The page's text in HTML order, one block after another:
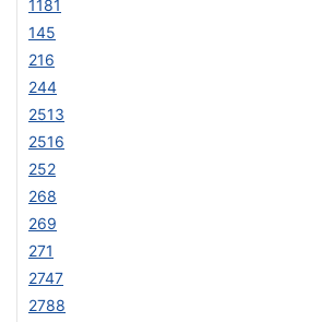
1181
145
216
244
2513
2516
252
268
269
271
2747
2788